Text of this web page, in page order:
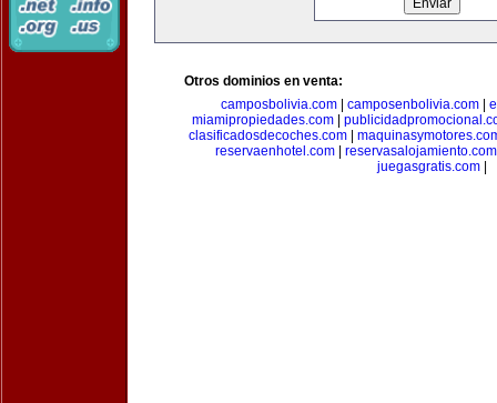
Otros dominios en venta:
camposbolivia.com| camposenbolivia.com|
miamipropiedades.com
clasificadosdecoches.com
reservaenhotel.com| reservasalojamiento.com
juegasgratis.com|